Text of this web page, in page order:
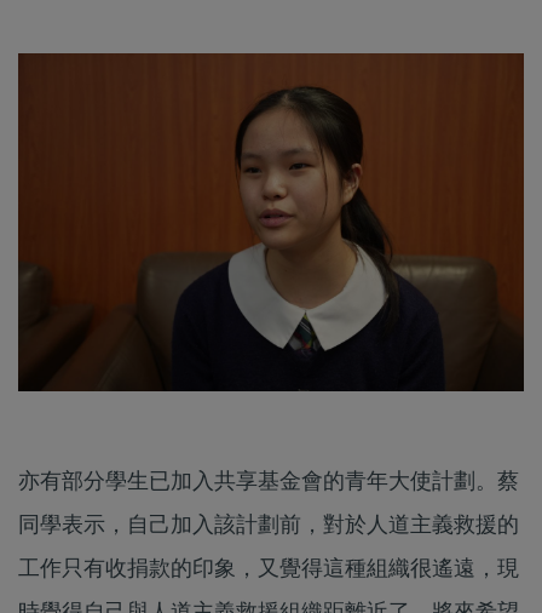
亦有部分學生已加入共享基金會的青年大使計劃。蔡
同學表示，自己加入該計劃前，對於人道主義救援的
工作只有收捐款的印象，又覺得這種組織很遙遠，現